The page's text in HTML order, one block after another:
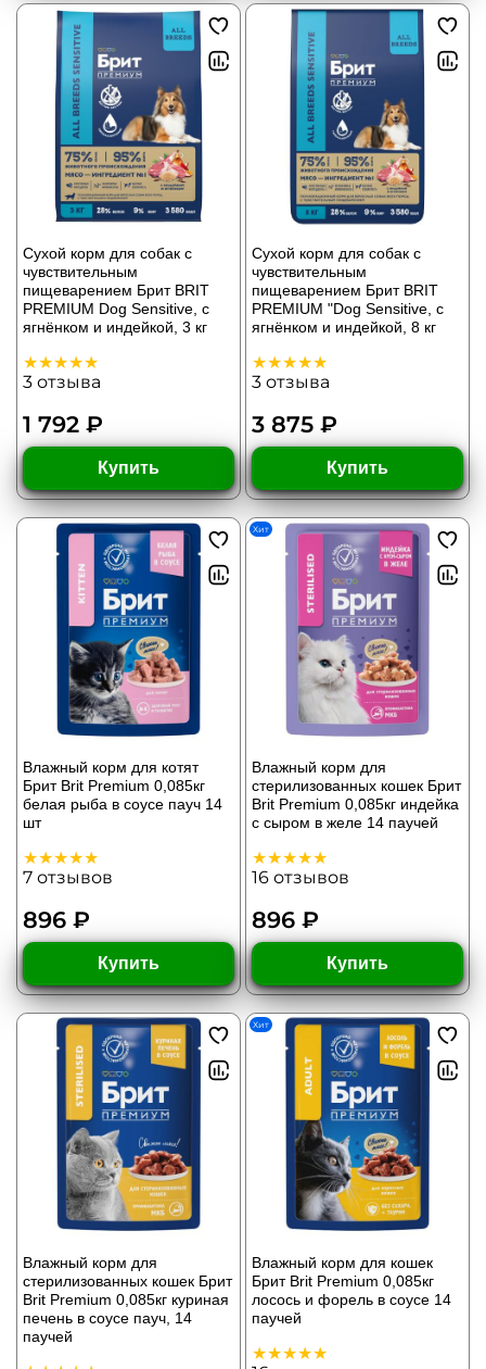
Сухой корм для собак с
чувствительным
пищеварением Брит BRIT
PREMIUM Dog Sensitive, с
ягнёнком и индейкой, 3 кг
3 отзыва
1 792 ₽
Купить
Сухой корм для собак с
чувствительным
пищеварением Брит BRIT
PREMIUM "Dog Sensitive, с
ягнёнком и индейкой, 8 кг
3 отзыва
3 875 ₽
Купить
Влажный корм для котят
Брит Brit Premium 0,085кг
белая рыба в соусе пауч 14
шт
7 отзывов
896 ₽
Купить
Хит
Влажный корм для
стерилизованных кошек Брит
Brit Premium 0,085кг индейка
с сыром в желе 14 паучей
16 отзывов
896 ₽
Купить
Влажный корм для
стерилизованных кошек Брит
Brit Premium 0,085кг куриная
печень в соусе пауч, 14
паучей
Хит
Влажный корм для кошек
Брит Brit Premium 0,085кг
лосось и форель в соусе 14
паучей